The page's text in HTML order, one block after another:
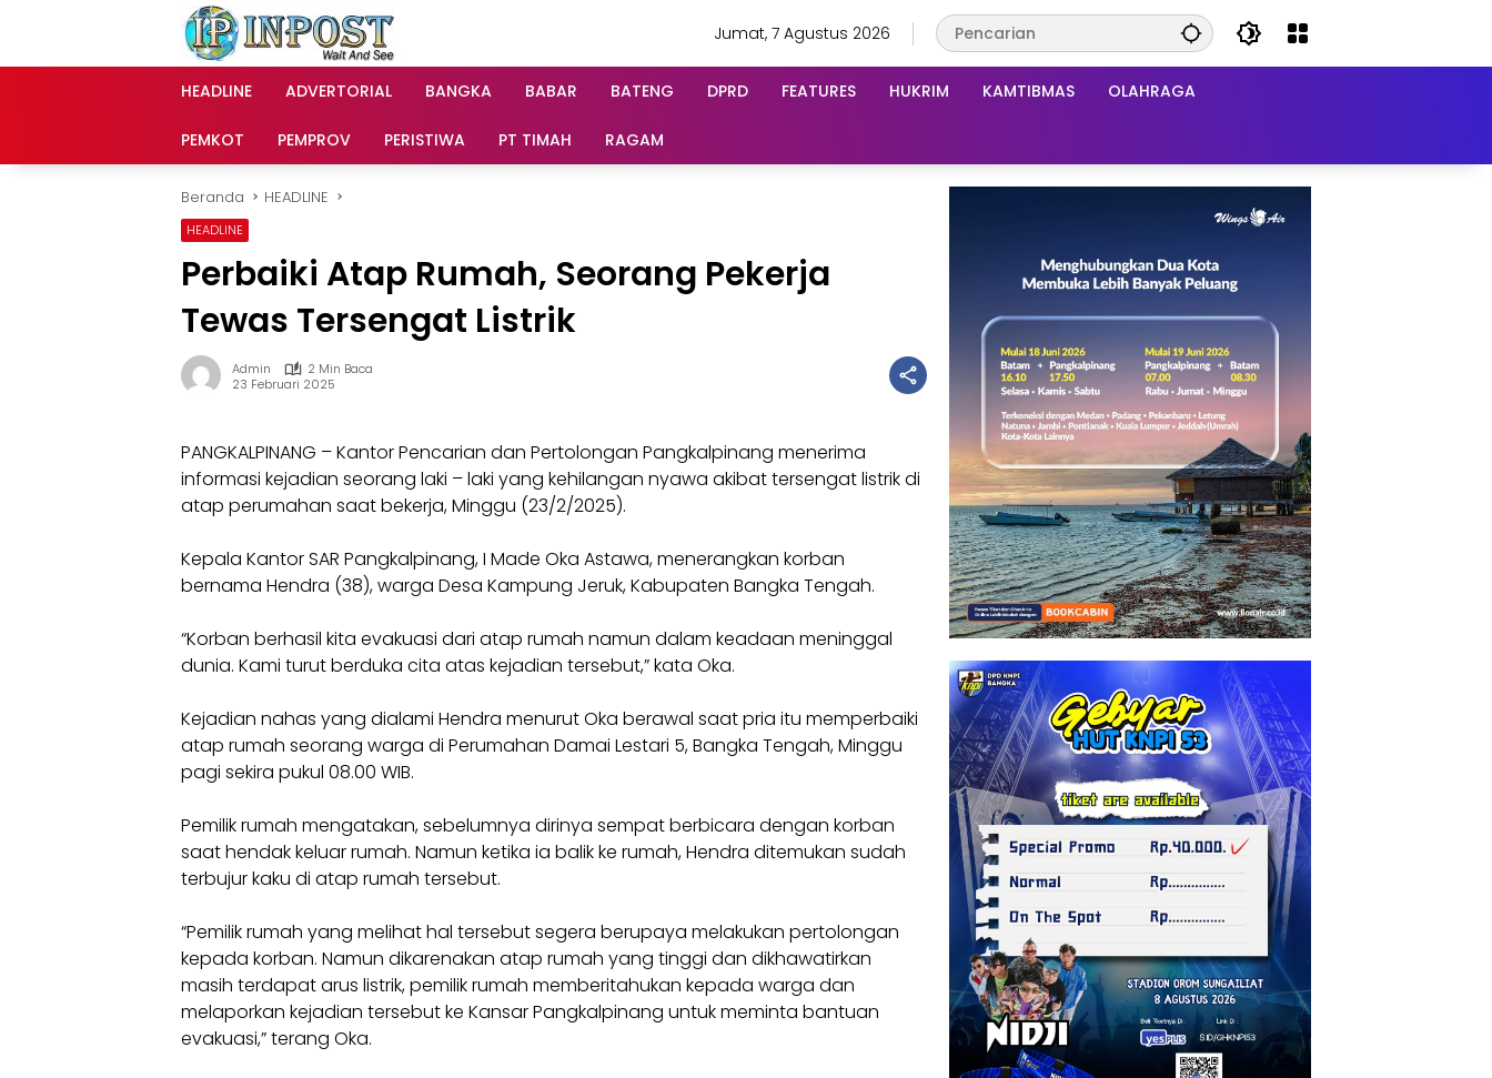
Jumat, 7 Agustus 2026
HEADLINE ADVERTORIAL BANGKA BABAR BATENG DPRD FEATURES HUKRIM KAMTIBMAS OLAHRAGA
PEMKOT PEMPROV PERISTIWA PT TIMAH RAGAM
Beranda HEADLINE
HEADLINE
Perbaiki Atap Rumah, Seorang Pekerja
Tewas Tersengat Listrik
Admin
2 Min Baca
23 Februari 2025
PANGKALPINANG – Kantor Pencarian dan Pertolongan Pangkalpinang menerima
informasi kejadian seorang laki – laki yang kehilangan nyawa akibat tersengat listrik di
atap perumahan saat bekerja, Minggu (23/2/2025).
Kepala Kantor SAR Pangkalpinang, I Made Oka Astawa, menerangkan korban
bernama Hendra (38), warga Desa Kampung Jeruk, Kabupaten Bangka Tengah.
“Korban berhasil kita evakuasi dari atap rumah namun dalam keadaan meninggal
dunia. Kami turut berduka cita atas kejadian tersebut,” kata Oka.
Kejadian nahas yang dialami Hendra menurut Oka berawal saat pria itu memperbaiki
atap rumah seorang warga di Perumahan Damai Lestari 5, Bangka Tengah, Minggu
pagi sekira pukul 08.00 WIB.
Pemilik rumah mengatakan, sebelumnya dirinya sempat berbicara dengan korban
saat hendak keluar rumah. Namun ketika ia balik ke rumah, Hendra ditemukan sudah
terbujur kaku di atap rumah tersebut.
“Pemilik rumah yang melihat hal tersebut segera berupaya melakukan pertolongan
kepada korban. Namun dikarenakan atap rumah yang tinggi dan dikhawatirkan
masih terdapat arus listrik, pemilik rumah memberitahukan kepada warga dan
melaporkan kejadian tersebut ke Kansar Pangkalpinang untuk meminta bantuan
evakuasi,” terang Oka.